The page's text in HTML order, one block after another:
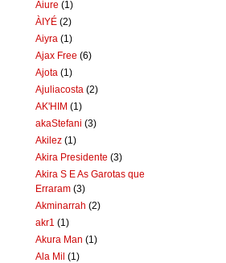
Aiure (1)
ÀIYÉ (2)
Aiyra (1)
Ajax Free (6)
Ajota (1)
Ajuliacosta (2)
AK'HIM (1)
akaStefani (3)
Akilez (1)
Akira Presidente (3)
Akira S E As Garotas que
Erraram (3)
Akminarrah (2)
akr1 (1)
Akura Man (1)
Ala Mil (1)